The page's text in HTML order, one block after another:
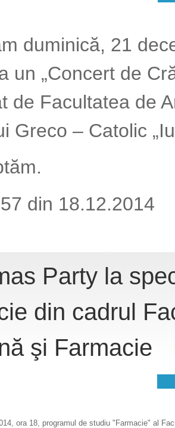
duminică, 21
un „Concert de
de Facultatea de
Greco – Catolic
din 18.12.2014
Party la
din cadrul
şi Farmacie
ora 18, programul de studiu "Farmacie" al